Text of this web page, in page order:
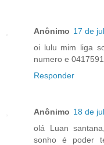
Anônimo 17 de
oi lulu mim liga
numero e
Responder
Anônimo 18 de
olá Luan
sonho é poder